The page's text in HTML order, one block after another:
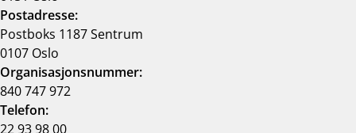
Postadresse:
Postboks 1187 Sentrum
0107 Oslo
Organisasjonsnummer:
840 747 972
Telefon:
22 93 98 00